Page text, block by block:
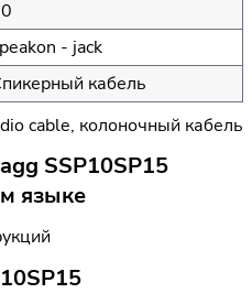
- jack
кабель
cable, колоночный кабель
SSP10SP15
языке